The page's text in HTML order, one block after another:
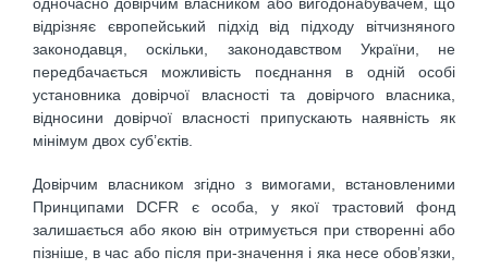
відрізняє європейський підхід від підходу вітчизняного
законодавця, оскільки, законодавством України, не
передбачається можливість поєднання в одній особі
установника довірчої власності та довірчого власника,
відносини довірчої власності припускають наявність як
мінімум двох суб’єктів.
Довірчим власником згідно з вимогами, встановленими
Принципами DCFR є особа, у якої трастовий фонд
залишається або якою він отримується при створенні або
пізніше, в час або після при-значення і яка несе обов’язки,